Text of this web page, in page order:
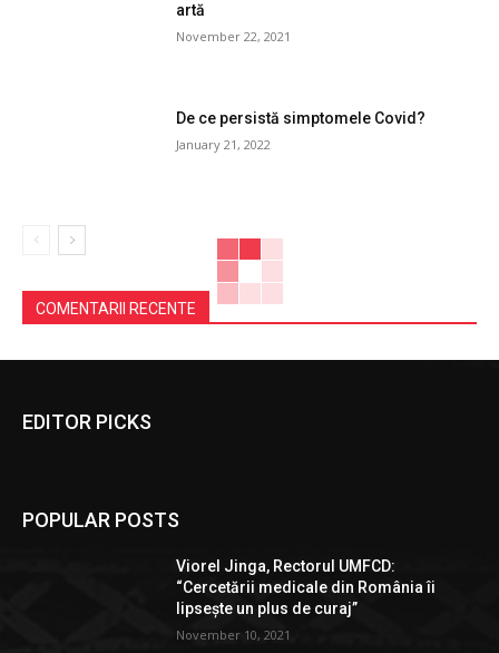
artă
November 22, 2021
De ce persistă simptomele Covid?
January 21, 2022
COMENTARII RECENTE
EDITOR PICKS
POPULAR POSTS
Viorel Jinga, Rectorul UMFCD:
“Cercetării medicale din România îi
lipsește un plus de curaj”
November 10, 2021